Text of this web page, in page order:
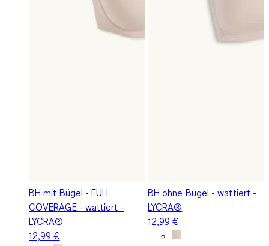
BH mit Bügel - FULL
COVERAGE - wattiert -
LYCRA®
12,99 €
BH ohne Bügel - wattiert -
LYCRA®
12,99 €